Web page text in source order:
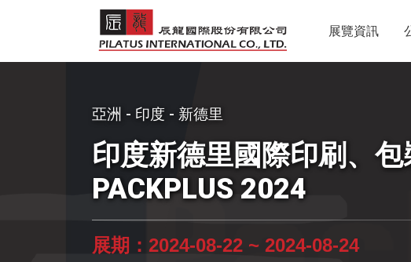
展覽資訊
亞洲 - 印度 - 新德里
印度新德里國際印刷、包
PACKPLUS 2024
展期：2024-08-22 ~ 2024-08-24